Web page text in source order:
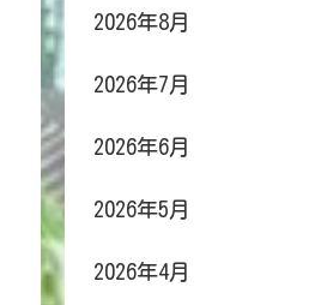
2026年8月
2026年7月
2026年6月
2026年5月
2026年4月